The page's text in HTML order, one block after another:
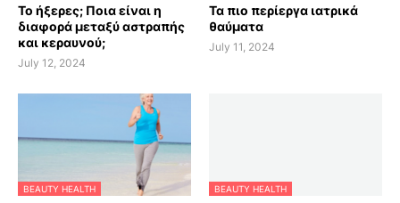
Το ήξερες; Ποια είναι η
διαφορά μεταξύ αστραπής
και κεραυνού;
July 12, 2024
Τα πιο περίεργα ιατρικά
θαύματα
July 11, 2024
BEAUTY HEALTH BEAUTY HEALTH